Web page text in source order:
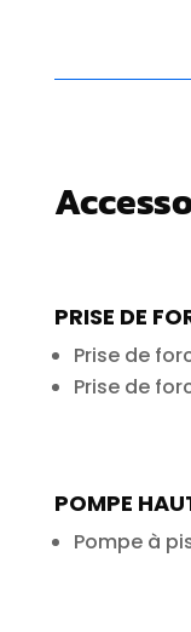
PRISE DE
Prise de
Prise de
POMPE
Pompe à